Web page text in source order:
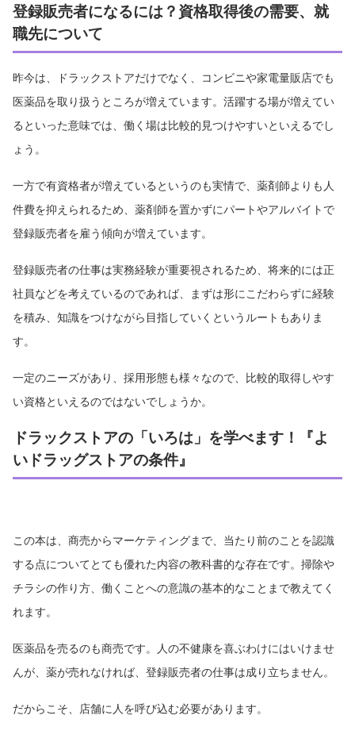
登録販売者になるには？資格取得後の需要、就
職先について
昨今は、ドラックストアだけでなく、コンビニや家電量販店でも
医薬品を取り扱うところが増えています。活躍する場が増えてい
るといった意味では、働く場は比較的見つけやすいといえるでし
ょう。
一方で有資格者が増えているというのも実情で、薬剤師よりも人
件費を抑えられるため、薬剤師を置かずにパートやアルバイトで
登録販売者を雇う傾向が増えています。
登録販売者の仕事は実務経験が重要視されるため、将来的には正
社員などを考えているのであれば、まずは形にこだわらずに経験
を積み、知識をつけながら目指していくというルートもありま
す。
一定のニーズがあり、採用形態も様々なので、比較的取得しやす
い資格といえるのではないでしょうか。
ドラックストアの「いろは」を学べます！『よ
いドラッグストアの条件』
この本は、商売からマーケティングまで、当たり前のことを認識
する点についてとても優れた内容の教科書的な存在です。掃除や
チラシの作り方、働くことへの意識の基本的なことまで教えてく
れます。
医薬品を売るのも商売です。人の不健康を喜ぶわけにはいけませ
んが、薬が売れなければ、登録販売者の仕事は成り立ちません。
だからこそ、店舗に人を呼び込む必要があります。